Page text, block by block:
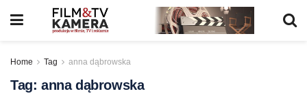
Home Tag anna dąbrowska
Tag: anna dąbrowska